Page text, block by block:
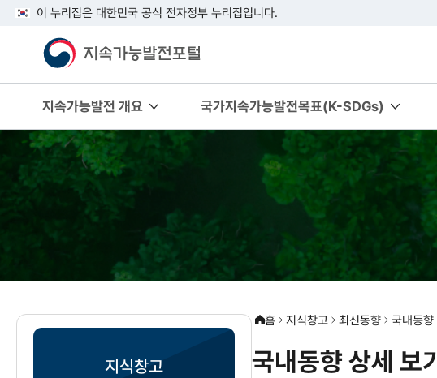
이 누리집은 대한민국 공식 전자정부 누리집입니다.
지속가능발전 개요 국가지속가능발전목표(K-SDGs)
지식창고
홈 지식창고 최신동향 국내동향
국내동향 상세 보기